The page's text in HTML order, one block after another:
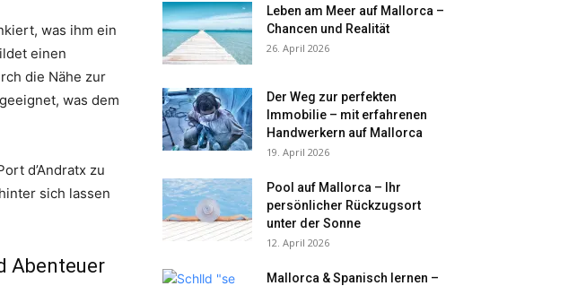
was ihm ein
einen
die Nähe zur
was dem
d’Andratx zu
sich lassen
Abenteuer
Leben am Meer auf Mallorca –
Chancen und Realität
26. April 2026
Der Weg zur perfekten
Immobilie – mit erfahrenen
Handwerkern auf Mallorca
19. April 2026
Pool auf Mallorca – Ihr
persönlicher Rückzugsort
unter der Sonne
12. April 2026
Mallorca & Spanisch lernen –